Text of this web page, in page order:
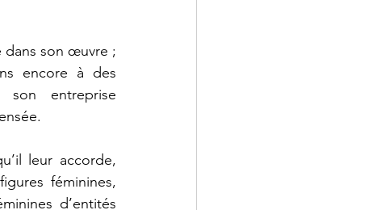
dans son œuvre ;
encore à des
son entreprise
leur accorde,
féminines,
d’entités